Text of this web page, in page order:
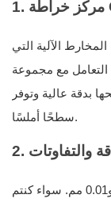
الآلية التي
التعامل مع مجموعة
بدقة عالية وتوفر
سطحًا أملسًا.
والتفاوتات
نحقق بانتظام دقة تصنيع تتراوح بين 0.005 و0.01 مم. سواء كنتم